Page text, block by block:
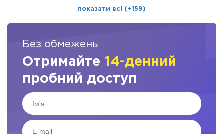
показати всі (+159)
Без обмежень
Отримайте 14-денний
пробний доступ